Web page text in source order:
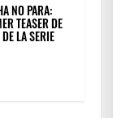
NO PARA:
TEASER DE
LA SERIE